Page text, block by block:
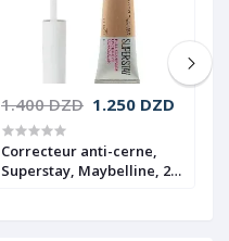
1.400 DZD 1.250 DZD
Correcteur anti-cerne,
Superstay, Maybelline, 24